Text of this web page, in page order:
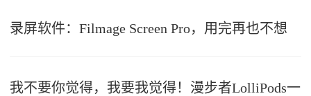
录屏软件：Filmage Screen Pro，用完再也不想
我不要你觉得，我要我觉得！漫步者LolliPods一